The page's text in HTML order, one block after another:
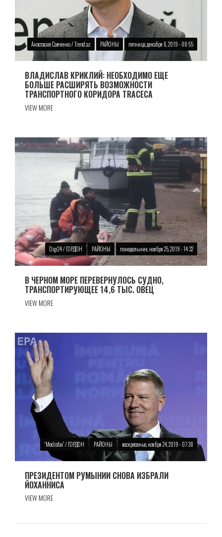
Анастасия Савченко / Trend.az РАЙОНЫ пятница, декабря 6, 2019 - 08:55
ВЛАДИСЛАВ КРИКЛИЙ: НЕОБХОДИМО ЕЩЕ
БОЛЬШЕ РАСШИРЯТЬ ВОЗМОЖНОСТИ
ТРАНСПОРТНОГО КОРИДОРА TRACECA
VIEW MORE
Digi24 / ГОРДОН РАЙОНЫ понедельник, ноября 25, 2019 - 14:32
В ЧЕРНОМ МОРЕ ПЕРЕВЕРНУЛОСЬ СУДНО,
ТРАНСПОРТИРУЮЩЕЕ 14,6 ТЫС. ОВЕЦ
VIEW MORE
“Mediafax” / ГОРДОН РАЙОНЫ воскресенье, ноября 24, 2019 - 07:38
ПРЕЗИДЕНТОМ РУМЫНИИ СНОВА ИЗБРАЛИ
ЙОХАННИСА
VIEW MORE